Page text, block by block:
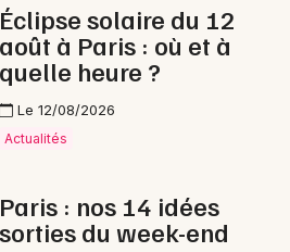
Éclipse solaire du 12
août à Paris : où et à
quelle heure ?
Le 12/08/2026
Actualités
Paris : nos 14 idées
sorties du week-end